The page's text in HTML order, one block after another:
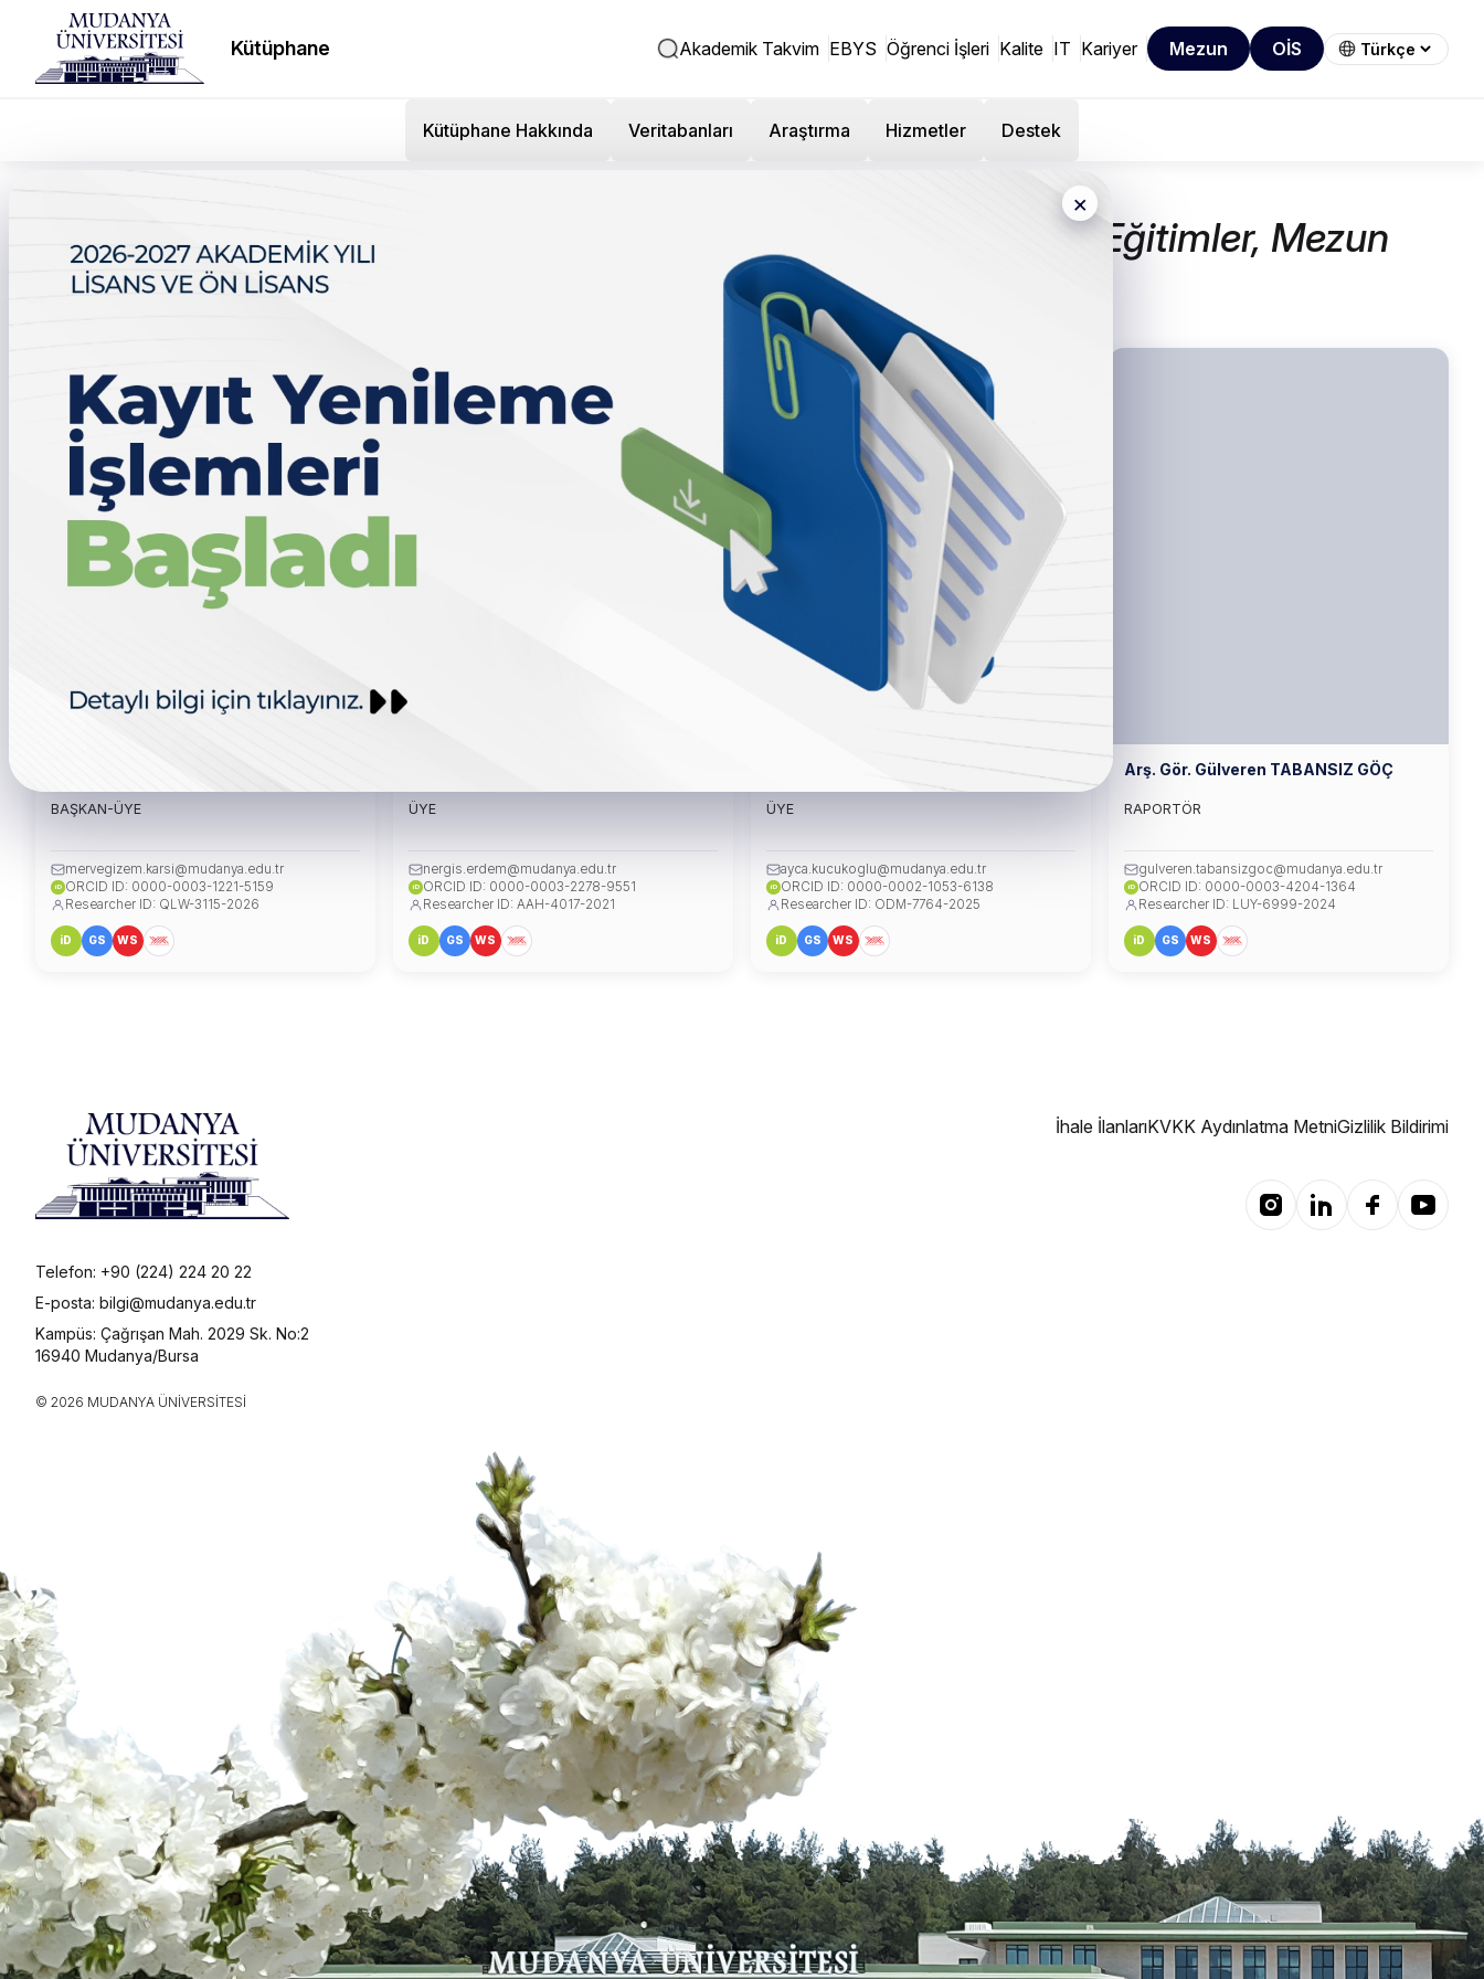
Kütüphane Akademik Takvim EBYS Öğrenci İşleri Kalite IT Kariyer Mezun OİS
Kütüphane Hakkında Veritabanları Araştırma Hizmetler Destek
×
Mühendislik, Mimarlık ve Tasarım Fakültesi - Uygulamalı Eğitimler, Mezun
İzleme ve İletişim Bölüm Sorumluluları
BAŞKAN-ÜYE
mervegizem.karsi@mudanya.edu.tr
iD ORCID ID: 0000-0003-1221-5159
Researcher ID: QLW-3115-2026
iD GS WS
ÜYE
nergis.erdem@mudanya.edu.tr
iD ORCID ID: 0000-0003-2278-9551
Researcher ID: AAH-4017-2021
iD GS WS
Dr. Öğr. Üyesi Ayça KÜÇÜKOĞLU
ÜYE
ayca.kucukoglu@mudanya.edu.tr
iD ORCID ID: 0000-0002-1053-6138
Researcher ID: ODM-7764-2025
iD GS WS
Arş. Gör. Gülveren TABANSIZ GÖÇ
RAPORTÖR
gulveren.tabansizgoc@mudanya.edu.tr
iD ORCID ID: 0000-0003-4204-1364
Researcher ID: LUY-6999-2024
iD GS WS
Telefon: +90 (224) 224 20 22
E-posta: bilgi@mudanya.edu.tr
Kampüs: Çağrışan Mah. 2029 Sk. No:2
16940 Mudanya/Bursa
© 2026 MUDANYA ÜNIVERSITESI
İhale İlanlarıKVKK Aydınlatma MetniGizlilik Bildirimi